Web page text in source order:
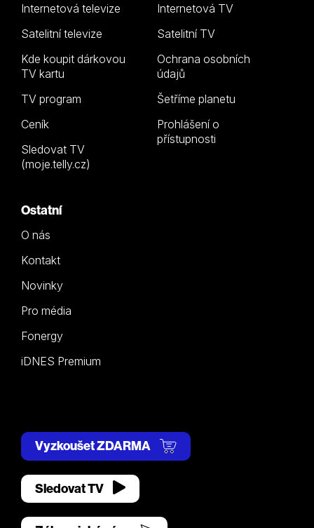
Internetová televize
Satelitní televize
Kde koupit dárkovou
TV kartu
TV program
Ceník
Sledovat TV
(moje.telly.cz)
Internetová TV
Satelitní TV
Ochrana osobních
údajů
Šetříme planetu
Prohlášení o
přístupnosti
Ostatní
O nás
Kontakt
Novinky
Pro média
Fonergy
iDNES Premium
Vyzkoušet ZDARMA
Sledovat TV